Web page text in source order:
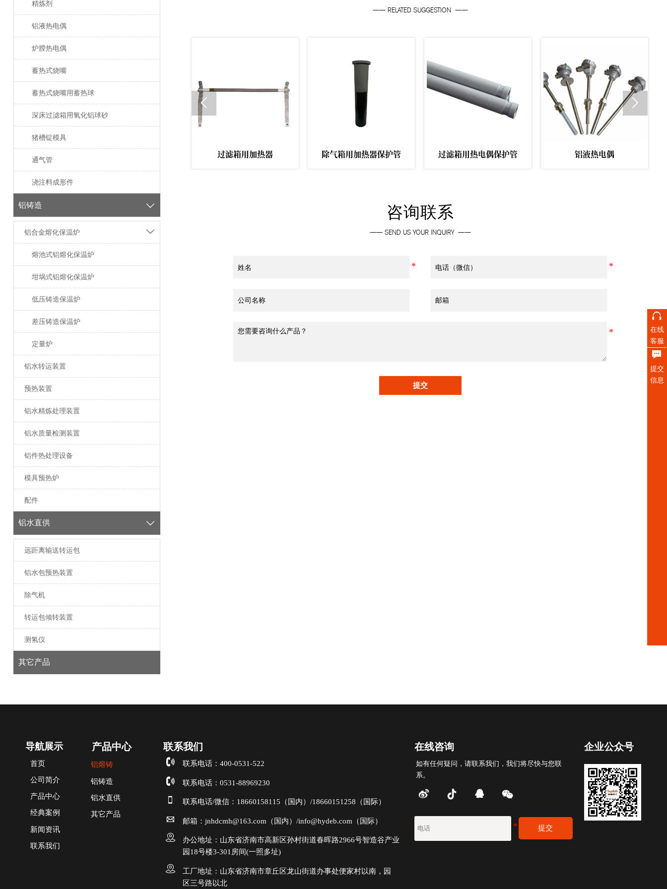
精炼剂
铝液热电偶
炉膛热电偶
蓄热式烧嘴
蓄热式烧嘴用蓄热球
深床过滤箱用氧化铝球砂
猪槽锭模具
通气管
浇注料成形件
铝铸造 
铝合金熔化保温炉 
熔池式铝熔化保温炉
坩埚式铝熔化保温炉
低压铸造保温炉
差压铸造保温炉
定量炉
铝水转运装置
预热装置
铝水精炼处理装置
铝水质量检测装置
铝件热处理设备
模具预热炉
配件
铝水直供 
远距离输送转运包
铝水包预热装置
除气机
转运包倾转装置
测氢仪
其它产品
—— RELATED SUGGESTION ——
除气箱用加热器保护管 铝液热电偶 炉膛热电偶 过滤箱内衬 除气箱内衬
 
咨询联系
—— SEND US YOUR INQUIRY ——
提交
导航展示
首页
公司简介
产品中心
经典案例
新闻资讯
联系我们
产品中心
铝熔铸
铝铸造
铝水直供
其它产品
联系我们
 联系电话：400-0531-522
 联系电话：0531-88969230
 联系电话/微信：18660158115（国内）/18660151258（国际）
 邮箱：jnhdcmh@163.com（国内）/info@hydeb.com（国际）

办公地址：山东省济南市高新区孙村街道春晖路2966号智造谷产业
园18号楼3-301房间(一照多址)

工厂地址：山东省济南市章丘区龙山街道办事处便家村以南，园
区三号路以北
在线咨询
如有任何疑问，请联系我们，我们将尽快与您联
系。

提交
企业公众号

在线
客服

提交
信息